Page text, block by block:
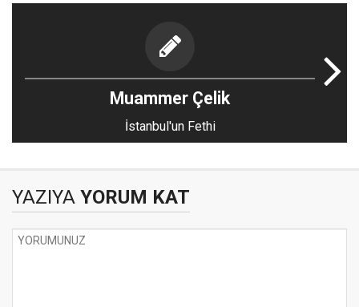
Muammer Çelik
İstanbul'un Fethi
YAZIYA YORUM KAT